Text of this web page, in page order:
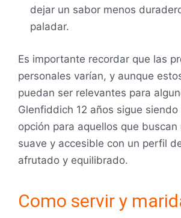
dejar un sabor menos
paladar.
Es importante recordar que las
personales varían, y aunque
puedan ser relevantes para
Glenfiddich 12 años sigue
opción para aquellos que buscan
suave y accesible con un perfil
afrutado y equilibrado.
Como servir y